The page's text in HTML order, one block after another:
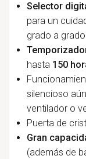
Selector
para un
grado a
hasta 150
silencioso
ventilador o
Puerta de
Gran
(además de